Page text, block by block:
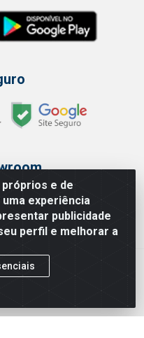
e de
experiência
publicidade
perfil e melhorar a
6400
São Paulo/SP
- Av. Vautier, 468 - Pari, São
00.327.385/0003-68